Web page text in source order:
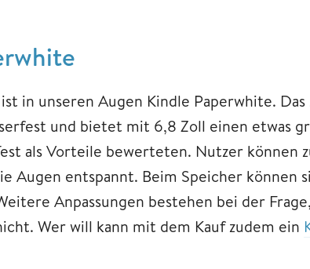
in unseren Augen Kindle Paperwhite.
und bietet mit 6,8 Zoll einen etwas
als Vorteile bewerteten. Nutzer können
Augen entspannt. Beim Speicher können
Anpassungen bestehen bei der
Wer will kann mit dem Kauf zudem ein